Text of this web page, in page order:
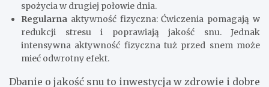
spożycia w drugiej połowie dnia.
Regularna aktywność fizyczna: Ćwiczenia pomagają w
redukcji stresu i poprawiają jakość snu. Jednak
intensywna aktywność fizyczna tuż przed snem może
mieć odwrotny efekt.
Dbanie o jakość snu to inwestycja w zdrowie i dobre